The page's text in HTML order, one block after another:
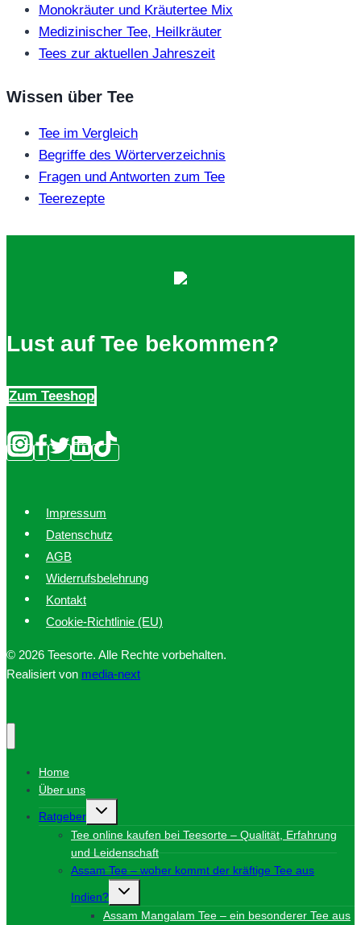
Monokräuter und Kräutertee Mix
Medizinischer Tee, Heilkräuter
Tees zur aktuellen Jahreszeit
Wissen über Tee
Tee im Vergleich
Begriffe des Wörterverzeichnis
Fragen und Antworten zum Tee
Teerezepte
Lust auf Tee bekommen?
Zum Teeshop
Impressum
Datenschutz
AGB
Widerrufsbelehrung
Kontakt
Cookie-Richtlinie (EU)
© 2026 Teesorte. Alle Rechte vorbehalten.
Realisiert von media-next
Home
Über uns
Ratgeber
Untermenü
umschalten
Tee online kaufen bei Teesorte – Qualität, Erfahrung
und Leidenschaft
Assam Tee – woher kommt der kräftige Tee aus
Indien?
Untermenü
umschalten
Assam Mangalam Tee – ein besonderer Tee aus